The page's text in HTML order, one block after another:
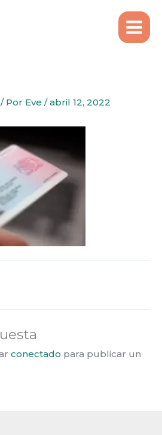
de interés en
/ Por Eve /abril 12, 2022
conectado para publicar un